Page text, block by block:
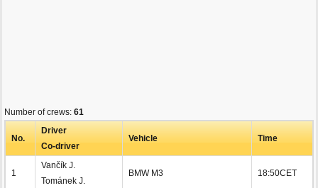
Number of crews: 61
No.
Driver
Co-driver
Vehicle Time
1
Vančík J.
Tománek J.
BMW M3 18:50CET